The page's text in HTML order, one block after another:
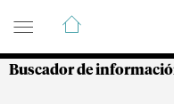
Guía de
Buscador de